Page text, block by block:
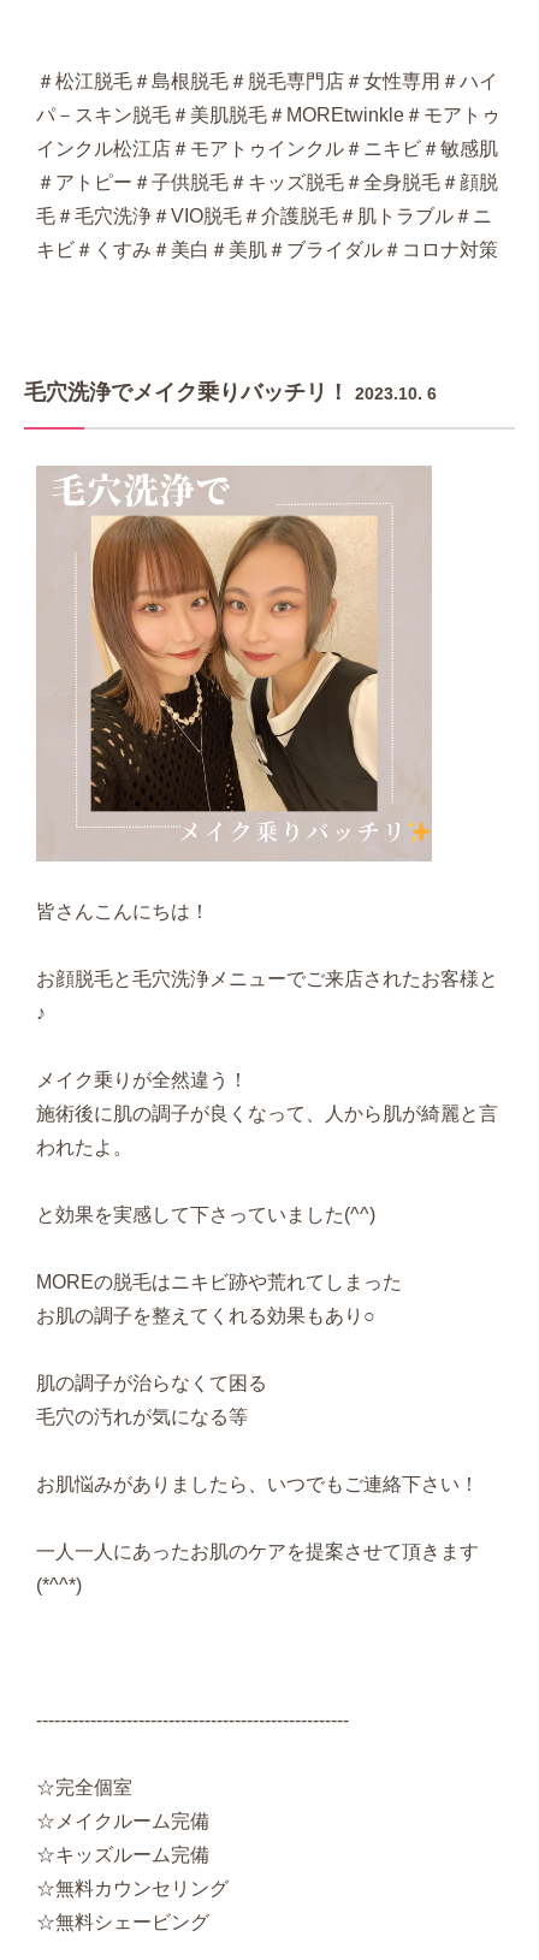
＃松江脱毛＃島根脱毛＃脱毛専門店＃女性専用＃ハイ
パ－スキン脱毛＃美肌脱毛＃MOREtwinkle＃モアトゥ
インクル松江店＃モアトゥインクル＃ニキビ＃敏感肌
＃アトピー＃子供脱毛＃キッズ脱毛＃全身脱毛＃顔脱
毛＃毛穴洗浄＃VIO脱毛＃介護脱毛＃肌トラブル＃ニ
キビ＃くすみ＃美白＃美肌＃ブライダル＃コロナ対策
毛穴洗浄でメイク乗りバッチリ！ 2023.10. 6
皆さんこんにちは！
お顔脱毛と毛穴洗浄メニューでご来店されたお客様と
♪
メイク乗りが全然違う！
施術後に肌の調子が良くなって、人から肌が綺麗と言
われたよ。
と効果を実感して下さっていました(^^)
MOREの脱毛はニキビ跡や荒れてしまった
お肌の調子を整えてくれる効果もあり○
肌の調子が治らなくて困る
毛穴の汚れが気になる等
お肌悩みがありましたら、いつでもご連絡下さい！
一人一人にあったお肌のケアを提案させて頂きます
(*^^*)
----------------------------------------------------
☆完全個室
☆メイクルーム完備
☆キッズルーム完備
☆無料カウンセリング
☆無料シェービング